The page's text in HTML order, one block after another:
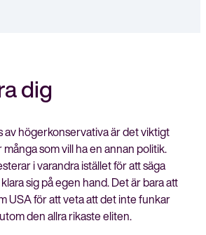
dig
av högerkonservativa är det viktigt
många som vill ha en annan politik.
i varandra istället för att säga
sig på egen hand. Det är bara att
USA för att veta att det inte funkar
den allra rikaste eliten.